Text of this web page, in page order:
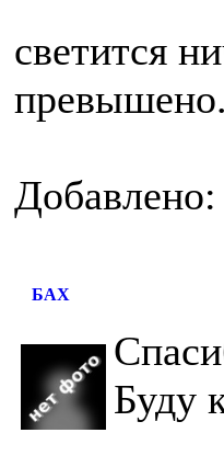
светится
превышено.
БАХ
Буду